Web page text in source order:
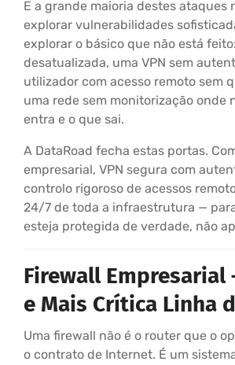
E a grande maioria destes ataques
explorar vulnerabilidades
explorar o básico que não está
desatualizada, uma VPN sem
utilizador com acesso remoto sem
uma rede sem monitorização onde
entra e o que sai.
A DataRoad fecha estas portas.
empresarial, VPN segura com
controlo rigoroso de acessos
24/7 de toda a infraestrutura —
esteja protegida de verdade, não
Firewall Empresarial
e Mais Crítica Linha
Uma firewall não é o router que o
o contrato de Internet. É um